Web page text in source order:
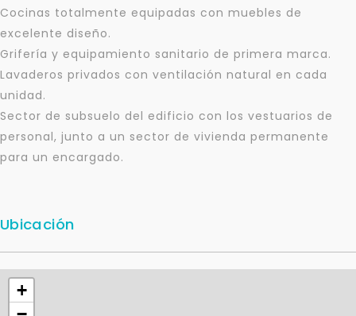
Cocinas totalmente equipadas con muebles de
excelente diseño.
Grifería y equipamiento sanitario de primera marca.
Lavaderos privados con ventilación natural en cada
unidad.
Sector de subsuelo del edificio con los vestuarios de
personal, junto a un sector de vivienda permanente
para un encargado.
Ubicación
+
sistema de gestión de clientes.
Tu nombre *
Tu WhatsApp *
+598